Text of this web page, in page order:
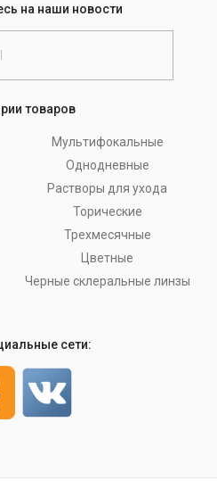
на наши новости
товаров
Мультифокальные
Однодневные
Растворы для ухода
Торические
Трехмесячные
Цветные
Черные склеральные линзы
сети: